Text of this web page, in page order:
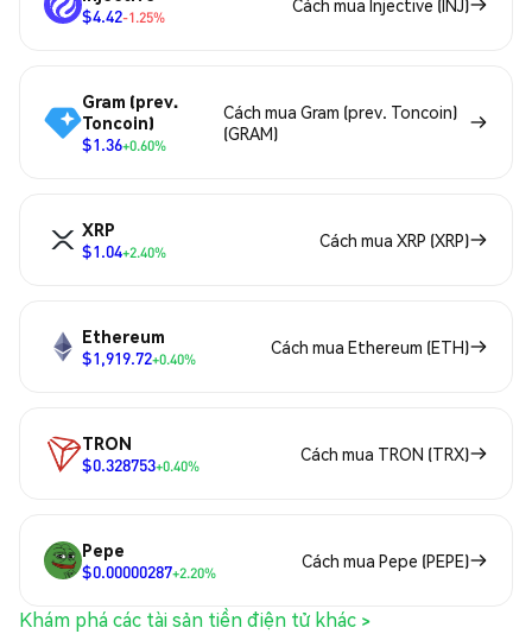
$4.42-1.25%
Cách mua Injective (INJ)
Gram (prev.
Toncoin)
$1.36+0.60%
Cách mua Gram (prev. Toncoin)
(GRAM)
XRP
$1.04+2.40%
Cách mua XRP (XRP)
Ethereum
$1,919.72+0.40%
Cách mua Ethereum (ETH)
TRON
$0.328753+0.40%
Cách mua TRON (TRX)
Pepe
$0.00000287+2.20%
Cách mua Pepe (PEPE)
Khám phá các tài sản tiền điện tử khác >